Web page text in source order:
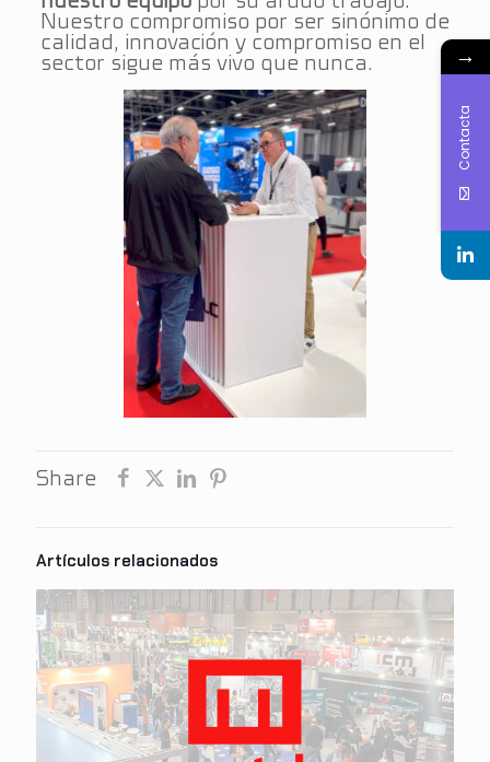
Nuestro compromiso por ser sinónimo de
calidad, innovación y compromiso en el
sector sigue más vivo que nunca.
Share
→
Contacta